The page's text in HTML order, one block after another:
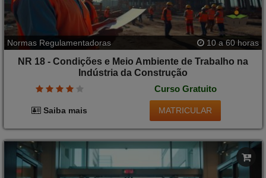
Normas Regulamentadoras 10 a 60 horas
NR 18 - Condições e Meio Ambiente de Trabalho na
Indústria da Construção
Curso Gratuito
Saiba mais MATRICULAR